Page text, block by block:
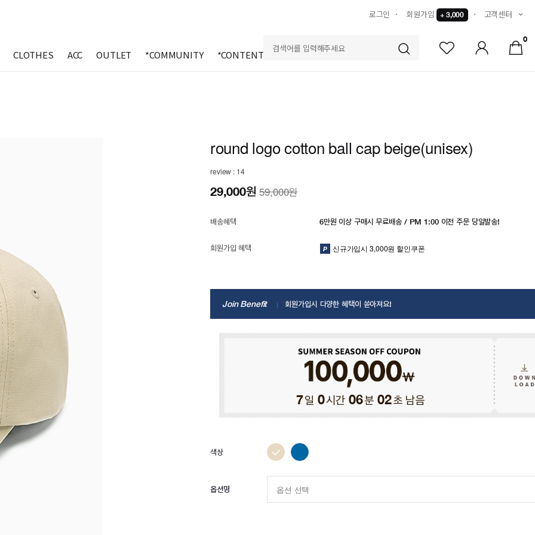
로그인 회원가입 + 3,000 고객센터
CLOTHES ACC OUTLET *COMMUNITY *CONTENTS
0
round logo cotton ball cap beige(unisex)
review : 14
29,000원59,000원
배송혜택 6만원 이상 구매시 무료배송 / PM 1:00 이전 주문 당일발송!
회원가입 혜택 신규가입시 3,000원 할인쿠폰
Join Benefit 회원가입시 다양한 혜택이 쏟아져요!
7일 0시간 06분 00초 남음
옵션명